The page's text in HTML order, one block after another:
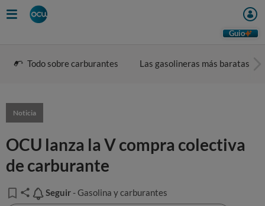
Guio
Todo sobre carburantes Las gasolineras más baratas
Noticia
OCU lanza la V compra colectiva
de carburante
Seguir
Seguir - Gasolina y carburantes